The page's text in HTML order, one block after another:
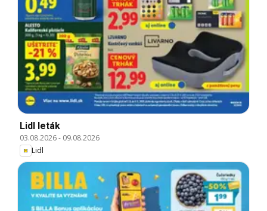
Lidl leták
03.08.2026- 09.08.2026
Lidl